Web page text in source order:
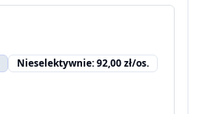
Nieselektywnie: 92,00 zł/os.